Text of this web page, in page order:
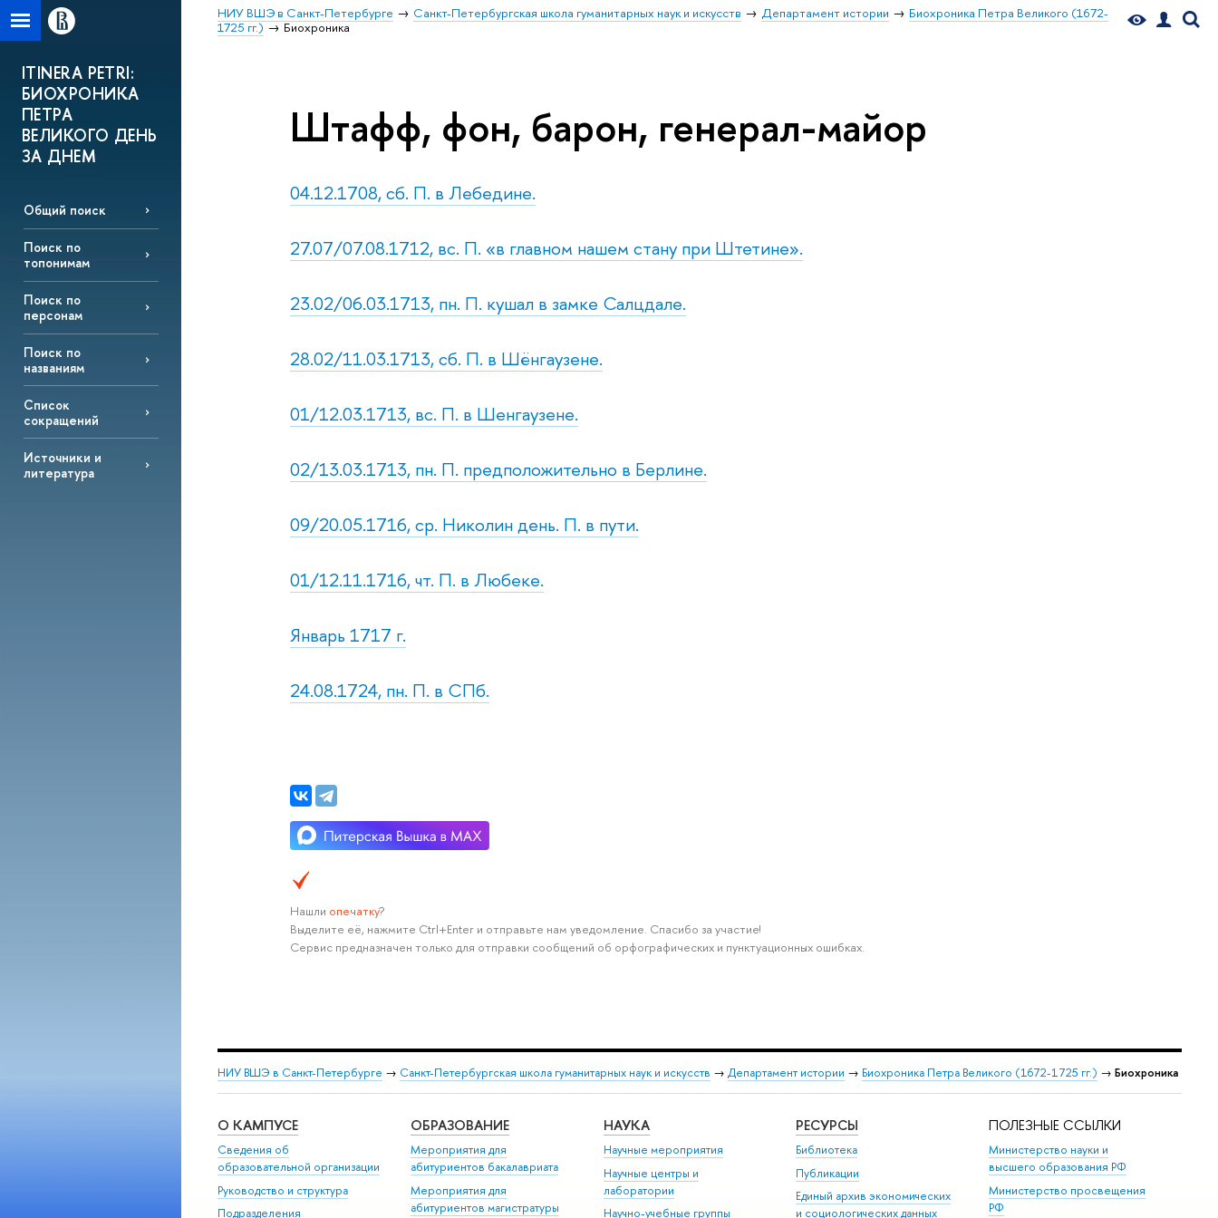
НИУ ВШЭ в Санкт-Петербурге Санкт-Петербургская школа гуманитарных наук и искусств Департамент истории
Биохроника Петра Великого (1672-
1725 гг.)
Биохроника
ITINERA PETRI:
БИОХРОНИКА
ПЕТРА
ВЕЛИКОГО ДЕНЬ
ЗА ДНЕМ
Общий поиск
Поиск по
топонимам
Поиск по
персонам
Поиск по
названиям
Список
сокращений
Источники и
литература
Штафф, фон, барон, генерал-майор
04.12.1708, сб. П. в Лебедине.
27.07/07.08.1712, вс. П. «в главном нашем стану при Штетине».
23.02/06.03.1713, пн. П. кушал в замке Салцдале.
28.02/11.03.1713, сб. П. в Шёнгаузене.
01/12.03.1713, вс. П. в Шенгаузене.
02/13.03.1713, пн. П. предположительно в Берлине.
09/20.05.1716, ср. Николин день. П. в пути.
01/12.11.1716, чт. П. в Любеке.
Январь 1717 г.
24.08.1724, пн. П. в СПб.
Нашли опечатку?
Выделите её, нажмите Ctrl+Enter и отправьте нам уведомление. Спасибо за участие!
Сервис предназначен только для отправки сообщений об орфографических и пунктуационных ошибках.
НИУ ВШЭ в Санкт-Петербурге → Санкт-Петербургская школа гуманитарных наук и искусств → Департамент истории → Биохроника Петра Великого (1672-1725 гг.) → Биохроника
О КАМПУСЕ
Сведения об
образовательной организации
Руководство и структура
Подразделения
ОБРАЗОВАНИЕ
Мероприятия для
абитуриентов бакалавриата
Мероприятия для
абитуриентов магистратуры
НАУКА
Научные мероприятия
Научные центры и
лаборатории
Научно-учебные группы
РЕСУРСЫ
Библиотека
Публикации
Единый архив экономических
и социологических данных
ПОЛЕЗНЫЕ ССЫЛКИ
Министерство науки и
высшего образования РФ
Министерство просвещения
РФ